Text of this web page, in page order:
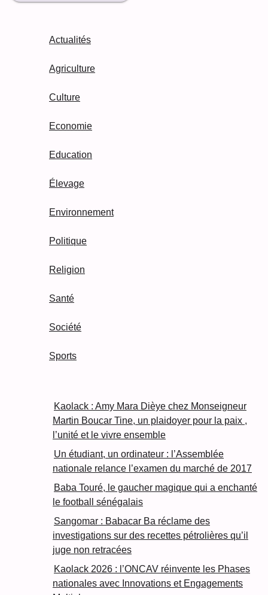
Actualités
Agriculture
Culture
Economie
Education
Élevage
Environnement
Politique
Religion
Santé
Société
Sports
Kaolack : Amy Mara Dièye chez Monseigneur
Martin Boucar Tine, un plaidoyer pour la paix ,
l’unité et le vivre ensemble
Un étudiant, un ordinateur : l’Assemblée
nationale relance l’examen du marché de 2017
Baba Touré, le gaucher magique qui a enchanté
le football sénégalais
Sangomar : Babacar Ba réclame des
investigations sur des recettes pétrolières qu’il
juge non retracées
Kaolack 2026 : l’ONCAV réinvente les Phases
nationales avec Innovations et Engagements